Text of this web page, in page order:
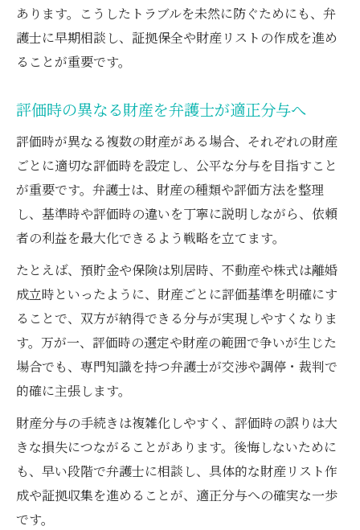
あります。こうしたトラブルを未然に防ぐためにも、弁
護士に早期相談し、証拠保全や財産リストの作成を進め
ることが重要です。
評価時の異なる財産を弁護士が適正分与へ
評価時が異なる複数の財産がある場合、それぞれの財産
ごとに適切な評価時を設定し、公平な分与を目指すこと
が重要です。弁護士は、財産の種類や評価方法を整理
し、基準時や評価時の違いを丁寧に説明しながら、依頼
者の利益を最大化できるよう戦略を立てます。
たとえば、預貯金や保険は別居時、不動産や株式は離婚
成立時といったように、財産ごとに評価基準を明確にす
ることで、双方が納得できる分与が実現しやすくなりま
す。万が一、評価時の選定や財産の範囲で争いが生じた
場合でも、専門知識を持つ弁護士が交渉や調停・裁判で
的確に主張します。
財産分与の手続きは複雑化しやすく、評価時の誤りは大
きな損失につながることがあります。後悔しないために
も、早い段階で弁護士に相談し、具体的な財産リスト作
成や証拠収集を進めることが、適正分与への確実な一歩
です。